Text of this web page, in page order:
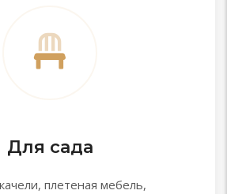
Для сада
плетеная мебель,